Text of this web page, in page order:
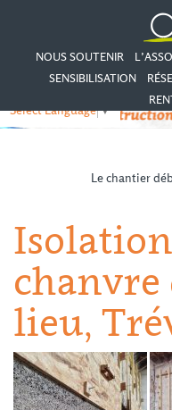
NOUS SOUTENIR
SENSIBILISATION
Select Language▼
Le chantier
chanvre
lieu,